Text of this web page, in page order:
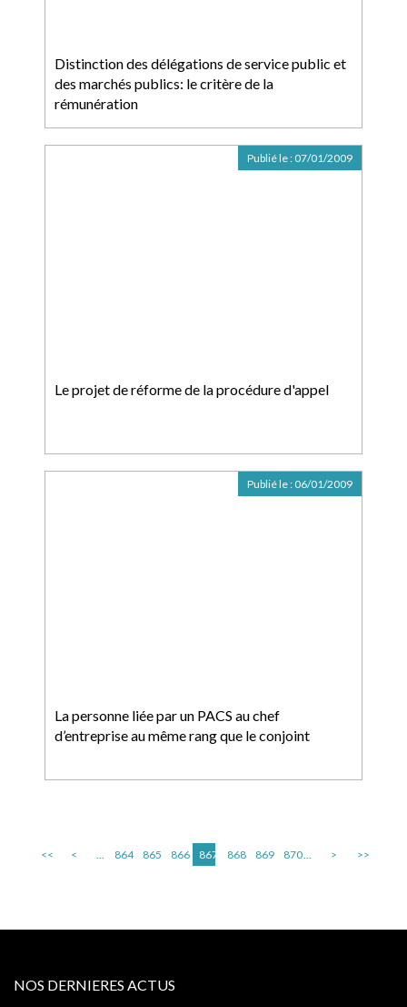
Distinction des délégations de service public et
des marchés publics: le critère de la
rémunération
Le projet de réforme de la procédure d'appel
Publié le : 07/01/2009
La personne liée par un PACS au chef
d’entreprise au même rang que le conjoint
Publié le : 06/01/2009
<< < ... 864 865 866 867 868 869 870... > >>
NOS DERNIERES ACTUS